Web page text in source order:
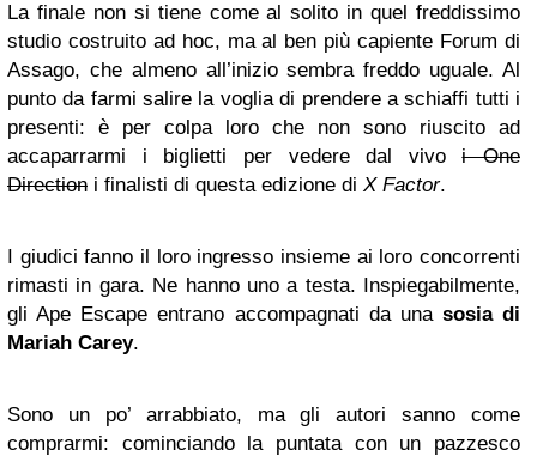
La finale non si tiene come al solito in quel freddissimo
studio costruito ad hoc, ma al ben più capiente Forum di
Assago, che almeno all’inizio sembra freddo uguale. Al
punto da farmi salire la voglia di prendere a schiaffi tutti i
presenti: è per colpa loro che non sono riuscito ad
accaparrarmi i biglietti per vedere dal vivoi One
Direction i finalisti di questa edizione di X Factor.
I giudici fanno il loro ingresso insieme ai loro concorrenti
rimasti in gara. Ne hanno uno a testa. Inspiegabilmente,
gli Ape Escape entrano accompagnati da una sosia di
Mariah Carey.
Sono un po’ arrabbiato, ma gli autori sanno come
comprarmi: cominciando la puntata con un pazzesco